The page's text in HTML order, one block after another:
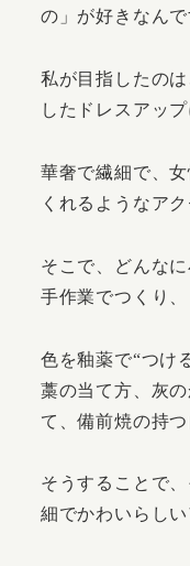
の」が好きなんで
私が目指したの
したドレスアッ
華奢で繊細で、
くれるようなア
そこで、どんな
手作業でつくり、
色を釉薬で“つけ
藁の当て方、灰
て、備前焼の持
そうすることで
細でかわいらし